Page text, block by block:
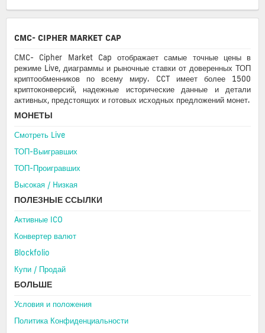
CMC- CIPHER MARKET CAP
CMC- Cipher Market Cap отображает самые точные цены в
режиме Live, диаграммы и рыночные ставки от доверенных ТОП
криптообменников по всему миру. CCT имеет более 1500
криптоконверсий, надежные исторические данные и детали
активных, предстоящих и готовых исходных предложений монет.
МОНЕТЫ
Смотреть Live
ТОП-Выигравших
ТОП-Проигравших
Высокая / Hизкая
ПОЛЕЗНЫЕ ССЫЛКИ
Aктивные ICO
Конвертер валют
Blockfolio
Купи / Продай
БОЛЬШЕ
Условия и положения
Политика Конфиденциальности